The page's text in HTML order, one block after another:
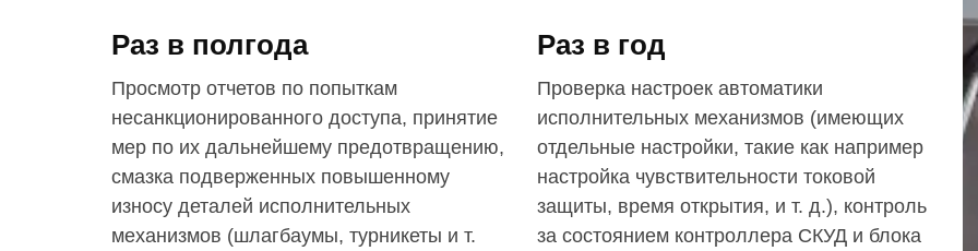
Раз в полгода
Просмотр отчетов по попыткам
несанкционированного доступа, принятие
мер по их дальнейшему предотвращению,
смазка подверженных повышенному
износу деталей исполнительных
механизмов (шлагбаумы, турникеты и т.
Раз в год
Проверка настроек автоматики
исполнительных механизмов (имеющих
отдельные настройки, такие как например
настройка чувствительности токовой
защиты, время открытия, и т. д.), контроль
за состоянием контроллера СКУД и блока